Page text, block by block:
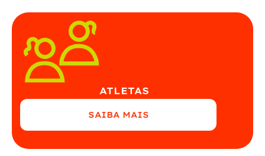
ATLETAS
SAIBA MAIS